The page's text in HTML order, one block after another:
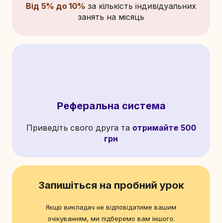
Від 5% до 10% за кількість індивідуальних
занять на місяць
Реферальна система
Приведіть свого друга та отримайте 500
грн
Запишіться на пробний урок
Якщо викладач не відповідатиме вашим
очікуванням, ми підберемо вам іншого.